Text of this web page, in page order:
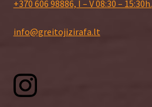
+370 606 98886, I – V 08:30 – 15:30h.
info@greitojizirafa.lt